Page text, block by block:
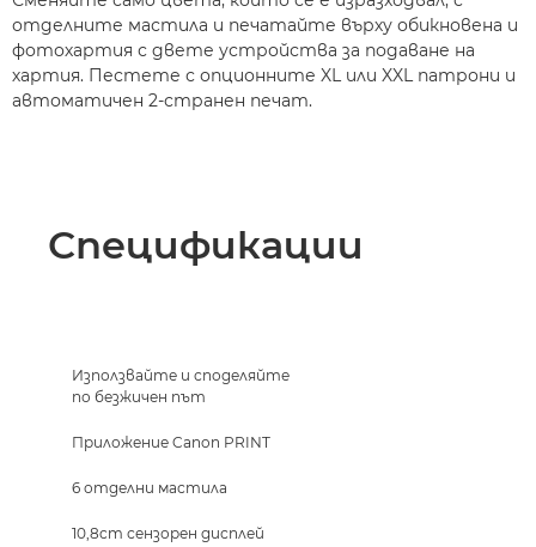
отделните мастила и печатайте върху обикновена и
фотохартия с двете устройства за подаване на
хартия. Пестете с опционните XL или XXL патрони и
автоматичен 2-странен печат.
Спецификации
Използвайте и споделяйте
по безжичен път
Приложение Canon PRINT
6 отделни мастила
10,8cm сензорен дисплей